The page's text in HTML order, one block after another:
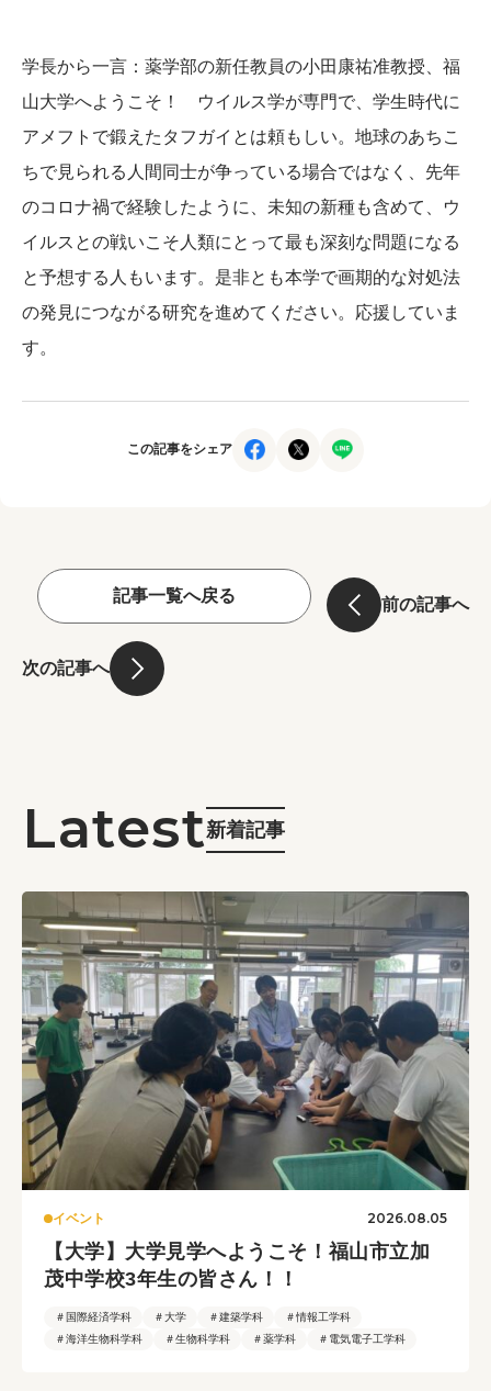
学長から一言：薬学部の新任教員の小田康祐准教授、福
山大学へようこそ！ ウイルス学が専門で、学生時代に
アメフトで鍛えたタフガイとは頼もしい。地球のあちこ
ちで見られる人間同士が争っている場合ではなく、先年
のコロナ禍で経験したように、未知の新種も含めて、ウ
イルスとの戦いこそ人類にとって最も深刻な問題になる
と予想する人もいます。是非とも本学で画期的な対処法
の発見につながる研究を進めてください。応援していま
す。
この記事をシェア
前の記事へ
記事一覧へ戻る
次の記事へ
新着記事
イベント 2026.08.05
【大学】大学見学へようこそ！福山市立加
茂中学校3年生の皆さん！！
＃国際経済学科 ＃大学 ＃建築学科
＃情報工学科
＃海洋生物科学科
＃生物科学科 ＃薬学科 ＃電気電子工学科